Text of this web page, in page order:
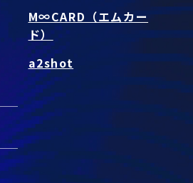
M∞CARD（エムカー
ド）
a2shot